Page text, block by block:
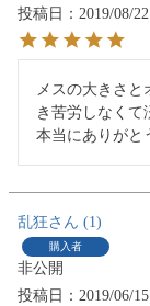
投稿日
2019/08/22
メスの大きさ
き苦労しなくて
本当にありがと
乱狂 1
購入者
非公開
投稿日
2019/06/15